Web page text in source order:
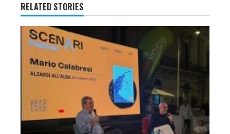
RELATED STORIES